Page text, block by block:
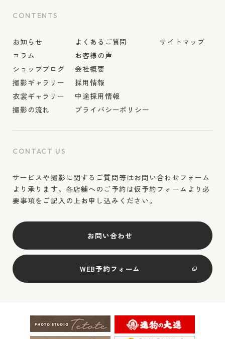
CONTENTS
お知らせ
コラム
ショップブログ
撮影ギャラリー
衣裳ギャラリー
撮影の流れ
よくあるご質問
お客様の声
会社概要
採用情報
中途採用情報
プライバシーポリシー
サイトマップ
CONTACT US
サービスや撮影に関するご質問等はお問い合わせフォーム
より承ります。各店舗へのご予約は仮予約フォームより必
要事項をご記入の上お申し込みください。
お問い合わせ
WEB予約フォーム